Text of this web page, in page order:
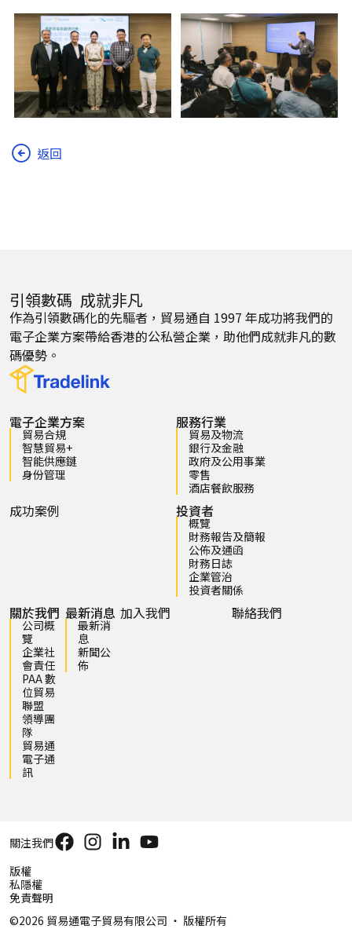
返回
引領數碼 成就非凡
作為引領數碼化的先驅者，貿易通自 1997 年成功將我們的
電子企業方案帶給香港的公私營企業，助他們成就非凡的數
碼優勢。
電子企業方案
貿易合規
智慧貿易+
智能供應鏈
身份管理
服務行業
貿易及物流
銀行及金融
政府及公用事業
零售
酒店餐飲服務
成功案例 投資者
概覽
財務報告及簡報
公佈及通函
財務日誌
企業管治
投資者關係
關於我們
公司概
覽
企業社
會責任
PAA 數
位貿易
聯盟
領導團
隊
貿易通
電子通
訊
最新消息
最新消
息
新聞公
佈
加入我們 聯絡我們
©2026 貿易通電子貿易有限公司 ‧ 版權所有
版權
私隱權
免責聲明
關注我們